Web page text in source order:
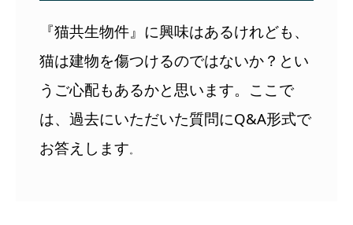
『猫共生物件』に興味はあるけれども、
猫は建物を傷つけるのではないか？とい
うご心配もあるかと思います。ここで
は、過去にいただいた質問にQ&A形式で
お答えします。